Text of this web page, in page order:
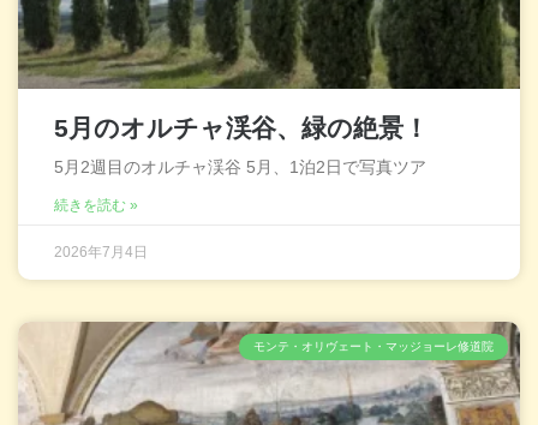
5月のオルチャ渓谷、緑の絶景！
5月2週目のオルチャ渓谷 5月、1泊2日で写真ツア
続きを読む »
2026年7月4日
モンテ・オリヴェート・マッジョーレ修道院